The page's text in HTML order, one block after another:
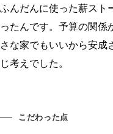
ふんだんに使った薪スト
ったんです。予算の関係
さな家でもいいから安成
じ考えでした。
こだわった点